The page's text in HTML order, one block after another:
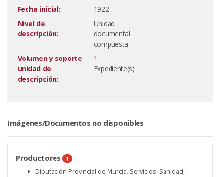
Fecha inicial:
1922
Nivel de
descripción:
Unidad
documental
compuesta
Volumen y soporte
unidad de
descripción:
1-
Expediente(s)
Imágenes/Documentos no disponibles
Productores 1
Diputación Provincial de Murcia. Servicios. Sanidad,